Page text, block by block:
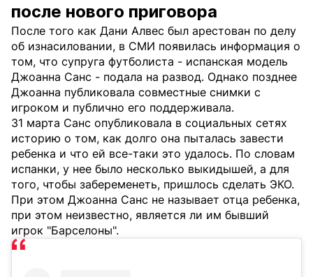
после нового приговора
После того как Дани Алвес был арестован по делу
об изнасиловании, в СМИ появилась информация о
том, что супруга футболиста - испанская модель
Джоанна Санс - подала на развод. Однако позднее
Джоанна публиковала совместные снимки с
игроком и публично его поддерживала.
31 марта Санс опубликовала в социальных сетях
историю о том, как долго она пыталась завести
ребенка и что ей все-таки это удалось. По словам
испанки, у нее было несколько выкидышей, а для
того, чтобы забеременеть, пришлось сделать ЭКО.
При этом Джоанна Санс не называет отца ребенка,
при этом неизвестно, является ли им бывший
игрок "Барселоны".